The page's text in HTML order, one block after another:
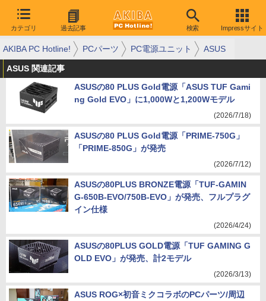
カテゴリ 過去記事 検索 Impressサイト
AKIBA PC Hotline! PCパーツ PC電源ユニット ASUS
ASUS 関連記事
ASUSの80 PLUS Gold電源「ASUS TUF Gami
ng Gold EVO」に1,000Wと1,200Wモデル
(2026/7/18)
ASUSの80 PLUS Gold電源「PRIME-750G」
「PRIME-850G」が発売
(2026/7/12)
ASUSの80PLUS BRONZE電源「TUF-GAMIN
G-650B-EVO/750B-EVO」が発売、フルプラグ
イン仕様
(2026/4/24)
ASUSの80PLUS GOLD電源「TUF GAMING G
OLD EVO」が発売、計2モデル
(2026/3/13)
ASUS ROG×初音ミクコラボのPCパーツ/周辺